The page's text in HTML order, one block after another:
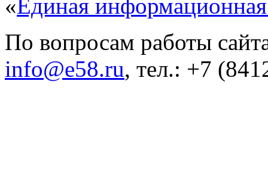
«Единая
По вопросам работы
info@e58.ru, тел.: +7